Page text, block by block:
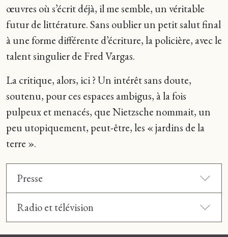
œuvres où s’écrit déjà, il me semble, un véritable
futur de littérature. Sans oublier un petit salut final
à une forme différente d’écriture, la policière, avec le
talent singulier de Fred Vargas.
La critique, alors, ici ? Un intérêt sans doute,
soutenu, pour ces espaces ambigus, à la fois
pulpeux et menacés, que Nietzsche nommait, un
peu utopiquement, peut-être, les « jardins de la
terre ».
Presse
Radio et télévision